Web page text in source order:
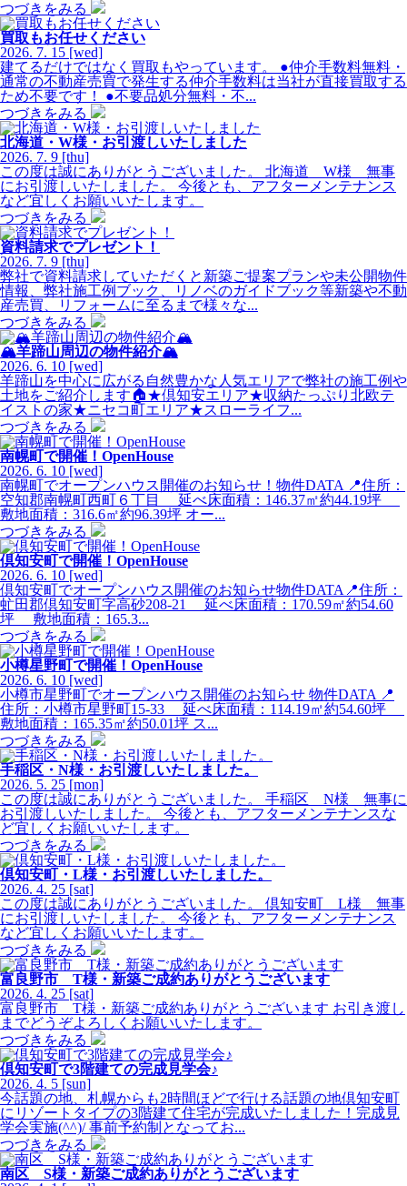
つづきをみる
買取もお任せください
2026. 7. 15 [wed]
建てるだけではなく買取もやっています。 ●仲介手数料無料・
通常の不動産売買で発生する仲介手数料は当社が直接買取する
ため不要です！ ●不要品処分無料・不...
つづきをみる
北海道・W様・お引渡しいたしました
2026. 7. 9 [thu]
この度は誠にありがとうございました。 北海道 W様 無事
にお引渡しいたしました。 今後とも、アフターメンテナンス
など宜しくお願いいたします。
つづきをみる
資料請求でプレゼント！
2026. 7. 9 [thu]
弊社で資料請求していただくと新築ご提案プランや未公開物件
情報、弊社施工例ブック、リノベのガイドブック等新築や不動
産売買、リフォームに至るまで様々な...
つづきをみる
🏔羊蹄山周辺の物件紹介🏔
2026. 6. 10 [wed]
羊蹄山を中心に広がる自然豊かな人気エリアで弊社の施工例や
土地をご紹介します🏠★倶知安エリア★収納たっぷり北欧テ
イストの家★ニセコ町エリア★スローライフ...
つづきをみる
南幌町で開催！OpenHouse
2026. 6. 10 [wed]
南幌町でオープンハウス開催のお知らせ！物件DATA 📍住所：
空知郡南幌町西町６丁目 延べ床面積：146.37㎡約44.19坪
敷地面積：316.6㎡約96.39坪 オー...
つづきをみる
倶知安町で開催！OpenHouse
2026. 6. 10 [wed]
倶知安町でオープンハウス開催のお知らせ物件DATA📍住所：
虻田郡倶知安町字高砂208-21 延べ床面積：170.59㎡約54.60
坪 敷地面積：165.3...
つづきをみる
小樽星野町で開催！OpenHouse
2026. 6. 10 [wed]
小樽市星野町でオープンハウス開催のお知らせ 物件DATA 📍
住所：小樽市星野町15-33 延べ床面積：114.19㎡約54.60坪
敷地面積：165.35㎡約50.01坪 ス...
つづきをみる
手稲区・N様・お引渡しいたしました。
2026. 5. 25 [mon]
この度は誠にありがとうございました。 手稲区 N様 無事に
お引渡しいたしました。 今後とも、アフターメンテナンスな
ど宜しくお願いいたします。
つづきをみる
倶知安町・L様・お引渡しいたしました。
2026. 4. 25 [sat]
この度は誠にありがとうございました。 倶知安町 L様 無事
にお引渡しいたしました。 今後とも、アフターメンテナンス
など宜しくお願いいたします。
つづきをみる
富良野市 T様・新築ご成約ありがとうございます
2026. 4. 25 [sat]
富良野市 T様・新築ご成約ありがとうございます お引き渡し
までどうぞよろしくお願いいたします。
つづきをみる
倶知安町で3階建ての完成見学会♪
2026. 4. 5 [sun]
今話題の地、札幌からも2時間ほどで行ける話題の地倶知安町
にリゾートタイプの3階建て住宅が完成いたしました！完成見
学会実施(^^)/ 事前予約制となってお...
つづきをみる
南区 S様・新築ご成約ありがとうございます